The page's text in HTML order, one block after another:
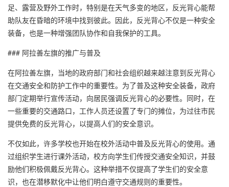
足、露营及野外工作时，特别是在天气多变的地区，反光背心能帮
助队友在昏暗的环境中找到彼此。因此，反光背心不仅是一种安全
装备，也是一种增强团队协作和自我保护的工具。
### 阿拉善左旗的推广与普及
在阿拉善左旗，当地的政府部门和社会组织越来越注意到反光背心
在交通安全和防护工作中的重要性。为了普及这种安全装备，政府
部门定期举行宣传活动，向居民强调反光背心的必要性。同时，在
一些重要的交通路口，工作人员还设置了专门的摊位，为过往市民
提供免费的反光背心，以提高人们的安全意识。
不仅如此，许多学校也开始在校外活动中普及反光背心的使用。通
过组织学生进行课外活动，校方向学生们传授交通安全知识，并鼓
励他们积极佩戴反光背心。这种举措不仅提高了学生们的安全意
识，也在潜移默化中让他们明白遵守交通规则的重要性。